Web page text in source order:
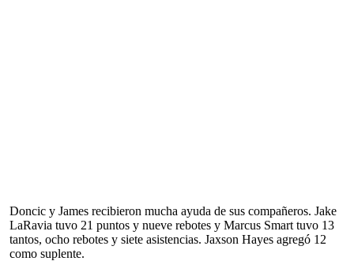
Doncic y James recibieron mucha ayuda de sus compañeros. Jake
LaRavia tuvo 21 puntos y nueve rebotes y Marcus Smart tuvo 13
tantos, ocho rebotes y siete asistencias. Jaxson Hayes agregó 12
como suplente.